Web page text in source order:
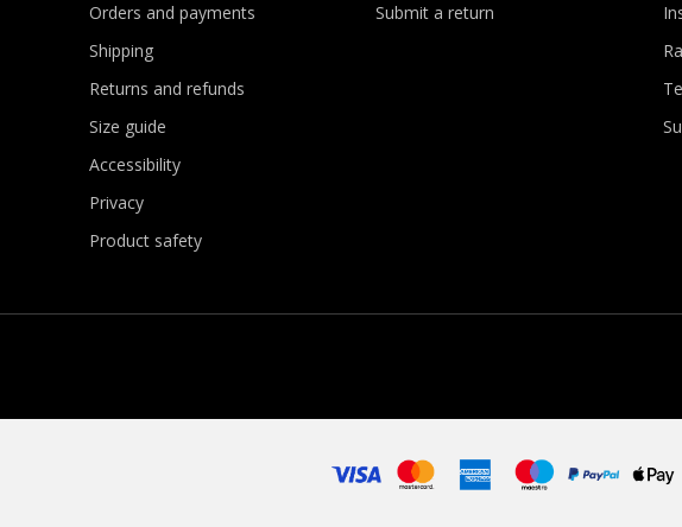
Orders and payments
Shipping
Returns and refunds
Size guide
Accessibility
Privacy
Product safety
Submit a return